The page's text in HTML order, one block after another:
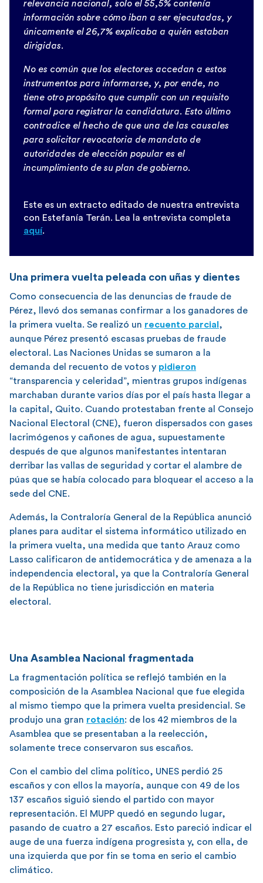
relevancia nacional, solo el 55,5% contenía
información sobre cómo iban a ser ejecutadas, y
únicamente el 26,7% explicaba a quién estaban
dirigidas.
No es común que los electores accedan a estos
instrumentos para informarse, y, por ende, no
tiene otro propósito que cumplir con un requisito
formal para registrar la candidatura. Esto último
contradice el hecho de que una de las causales
para solicitar revocatoria de mandato de
autoridades de elección popular es el
incumplimiento de su plan de gobierno.
Este es un extracto editado de nuestra entrevista
con Estefanía Terán. Lea la entrevista completa
aquí.
Una primera vuelta peleada con uñas y dientes
Como consecuencia de las denuncias de fraude de
Pérez, llevó dos semanas confirmar a los ganadores de
la primera vuelta. Se realizó un recuento parcial ,
aunque Pérez presentó escasas pruebas de fraude
electoral. Las Naciones Unidas se sumaron a la
demanda del recuento de votos y pidieron
“transparencia y celeridad”, mientras grupos indígenas
marchaban durante varios días por el país hasta llegar a
la capital, Quito. Cuando protestaban frente al Consejo
Nacional Electoral (CNE), fueron dispersados con gases
lacrimógenos y cañones de agua, supuestamente
después de que algunos manifestantes intentaran
derribar las vallas de seguridad y cortar el alambre de
púas que se había colocado para bloquear el acceso a la
sede del CNE.
Además, la Contraloría General de la República anunció
planes para auditar el sistema informático utilizado en
la primera vuelta, una medida que tanto Arauz como
Lasso calificaron de antidemocrática y de amenaza a la
independencia electoral, ya que la Contraloría General
de la República no tiene jurisdicción en materia
electoral.
Una Asamblea Nacional fragmentada
La fragmentación política se reflejó también en la
composición de la Asamblea Nacional que fue elegida
al mismo tiempo que la primera vuelta presidencial. Se
produjo una gran rotación: de los 42 miembros de la
Asamblea que se presentaban a la reelección,
solamente trece conservaron sus escaños.
Con el cambio del clima político, UNES perdió 25
escaños y con ellos la mayoría, aunque con 49 de los
137 escaños siguió siendo el partido con mayor
representación. El MUPP quedó en segundo lugar,
pasando de cuatro a 27 escaños. Esto pareció indicar el
auge de una fuerza indígena progresista y, con ella, de
una izquierda que por fin se toma en serio el cambio
climático.